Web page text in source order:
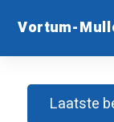
Vortum-
Laatste